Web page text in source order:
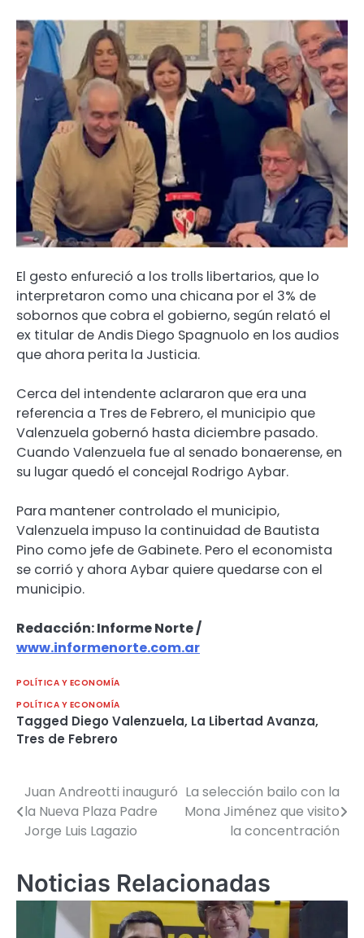
El gesto enfureció a los trolls libertarios, que lo
interpretaron como una chicana por el 3% de
sobornos que cobra el gobierno, según relató el
ex titular de Andis Diego Spagnuolo en los audios
que ahora perita la Justicia.
Cerca del intendente aclararon que era una
referencia a Tres de Febrero, el municipio que
Valenzuela gobernó hasta diciembre pasado.
Cuando Valenzuela fue al senado bonaerense, en
su lugar quedó el concejal Rodrigo Aybar.
Para mantener controlado el municipio,
Valenzuela impuso la continuidad de Bautista
Pino como jefe de Gabinete. Pero el economista
se corrió y ahora Aybar quiere quedarse con el
municipio.
Redacción: Informe Norte /
www.informenorte.com.ar
POLÍTICA Y ECONOMÍA
POLÍTICA Y ECONOMÍA
Tagged Diego Valenzuela, La Libertad Avanza,
Tres de Febrero
Navegación
de
Juan Andreotti inauguró
la Nueva Plaza Padre
Jorge Luis Lagazio
La selección bailo con la
Mona Jiménez que visito
la concentración
Noticias Relacionadas